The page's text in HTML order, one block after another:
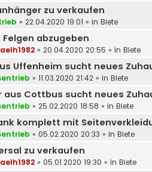
zu verkaufen
» 22.04.2020 19:01 » in Biete
Felgen abzugeben
» 20.04.2020 20:55 » in Biete
Uffenheim sucht neues
» 11.03.2020 21:42 » in Biete
aus Cottbus sucht neues
» 25.02.2020 18:58 » in Biete
komplett mit
» 05.02.2020 20:33 » in Biete
zu verkaufen
» 05.01.2020 19:30 » in Biete